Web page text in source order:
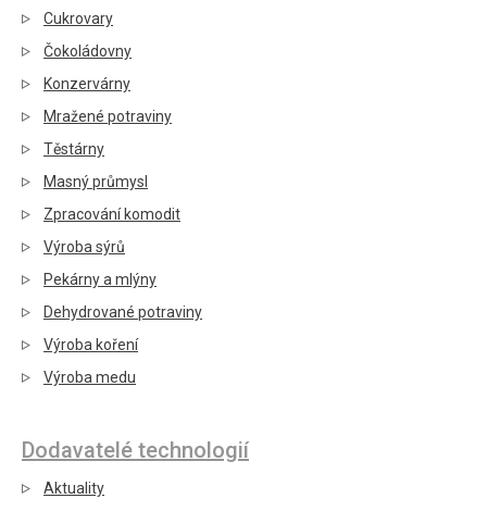
Cukrovary
Čokoládovny
Konzervárny
Mražené potraviny
Těstárny
Masný průmysl
Zpracování komodit
Výroba sýrů
Pekárny a mlýny
Dehydrované potraviny
Výroba koření
Výroba medu
Dodavatelé technologií
Aktuality